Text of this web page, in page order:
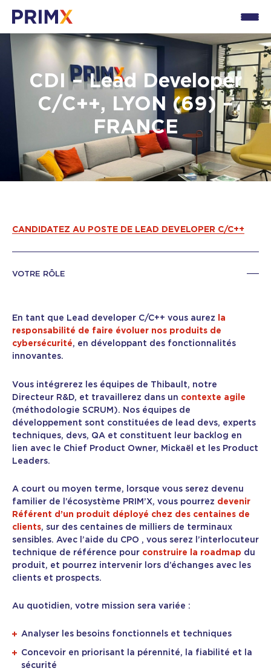
CDI – Lead Developer
C/C++, LYON (69) –
FRANCE
CANDIDATEZ AU POSTE DE LEAD DEVELOPER C/C++
VOTRE RÔLE
En tant que Lead developer C/C++ vous aurez
la
responsabilité de faire évoluer nos produits de
cybersécurité, en développant des fonctionnalités
innovantes.
Vous intégrerez les équipes de Thibault, notre
Directeur R&D, et travaillerez dans un contexte agile
(méthodologie SCRUM). Nos équipes de
développement sont constituées de lead devs, experts
techniques, devs, QA et constituent leur backlog en
lien avec le Chief Product Owner, Mickaël et les Product
Leaders.
A court ou moyen terme, lorsque vous serez devenu
familier de l’écosystème PRIM’X, vous pourrez devenir
Référent d’un produit déployé chez des centaines de
clients, sur des centaines de milliers de terminaux
sensibles. Avec l’aide du CPO , vous serez l’interlocuteur
technique de référence pour construire la roadmap du
produit, et pourrez intervenir lors d’échanges avec les
clients et prospects.
Au quotidien, votre mission sera variée :
Analyser les besoins fonctionnels et techniques
Concevoir en priorisant la pérennité, la fiabilité et la
sécurité